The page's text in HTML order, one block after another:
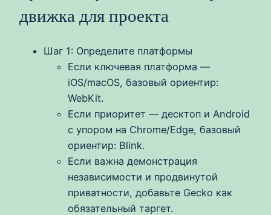
движка для проекта
Шаг 1: Определите платформы
Если ключевая платформа —
iOS/macOS, базовый ориентир:
WebKit.
Если приоритет — десктоп и Android
с упором на Chrome/Edge, базовый
ориентир: Blink.
Если важна демонстрация
независимости и продвинутой
приватности, добавьте Gecko как
обязательный таргет.